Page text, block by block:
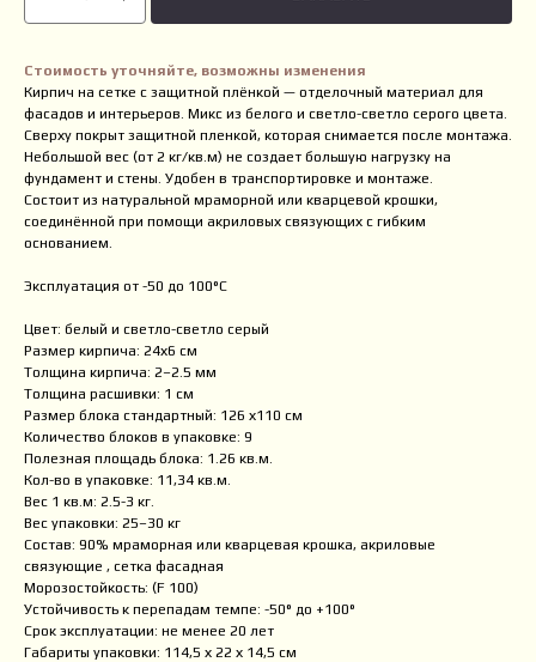
Стоимость уточняйте, возможны изменения
Кирпич на сетке с защитной плёнкой — отделочный материал для
фасадов и интерьеров. Микс из белого и светло-светло серого цвета.
Сверху покрыт защитной пленкой, которая снимается после монтажа.
Небольшой вес (от 2 кг/кв.м) не создает большую нагрузку на
фундамент и стены. Удобен в транспортировке и монтаже.
Состоит из натуральной мраморной или кварцевой крошки,
соединённой при помощи акриловых связующих с гибким
основанием.
Эксплуатация от -50 до 100°С
Цвет: белый и светло-светло серый
Размер кирпича: 24х6 см
Толщина кирпича: 2–2.5 мм
Толщина расшивки: 1 см
Размер блока стандартный: 126 х110 см
Количество блоков в упаковке: 9
Полезная площадь блока: 1.26 кв.м.
Кол-во в упаковке: 11,34 кв.м.
Вес 1 кв.м: 2.5-3 кг.
Вес упаковки: 25–30 кг
Состав: 90% мраморная или кварцевая крошка, акриловые
связующие , сетка фасадная
Морозостойкость: (F 100)
Устойчивость к перепадам темпе: -50° до +100°
Срок эксплуатации: не менее 20 лет
Габариты упаковки: 114,5 х 22 х 14,5 см